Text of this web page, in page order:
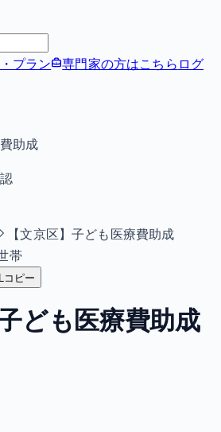
プラン 専門家の方はこちら ログ
助成
【文京区】子ども医療費助成
帯
コピー
ども医療費助成